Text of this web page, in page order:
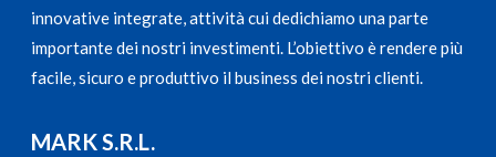
innovative integrate, attività cui dedichiamo una parte
importante dei nostri investimenti. L’obiettivo è rendere più
facile, sicuro e produttivo il business dei nostri clienti.
MARK S.R.L.